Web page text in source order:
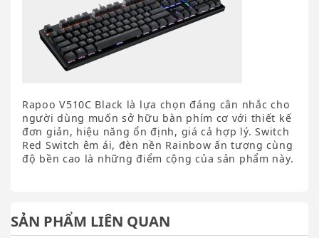
Rapoo V510C Black là lựa chọn đáng cân nhắc cho
người dùng muốn sở hữu bàn phím cơ với thiết kế
đơn giản, hiệu năng ổn định, giá cả hợp lý. Switch
Red Switch êm ái, đèn nền Rainbow ấn tượng cùng
độ bền cao là những điểm cộng của sản phẩm này.
SẢN PHẨM LIÊN QUAN